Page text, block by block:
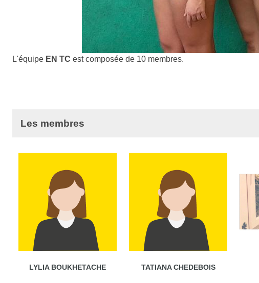
L'équipe EN TC est composée de 10 membres.
Les membres
LYLIA BOUKHETACHE TATIANA CHEDEBOIS